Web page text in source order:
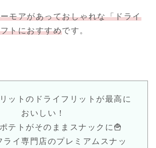
モアがあっておしゃれな「ドライ
トにおすすめです。
ットのドライフリットが最高に
おいしい！
テトがそのままスナックに🍟
ライ専門店のプレミアムスナッ